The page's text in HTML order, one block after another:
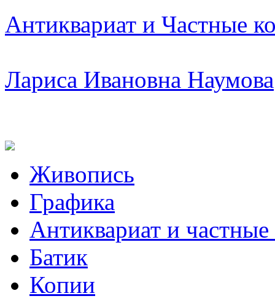
Антиквариат и Частные
Лариса Ивановна Наумова
Живопись
Графика
Антиквариат и
Батик
Копии